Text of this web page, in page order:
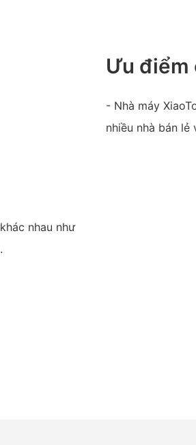
Ưu điểm
- Nhà máy
nhiều nhà bán
nhau như